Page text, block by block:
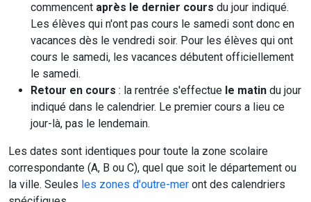
commencent après le dernier cours du jour indiqué.
Les élèves qui n'ont pas cours le samedi sont donc en
vacances dès le vendredi soir. Pour les élèves qui ont
cours le samedi, les vacances débutent officiellement
le samedi.
Retour en cours : la rentrée s'effectue le matin du jour
indiqué dans le calendrier. Le premier cours a lieu ce
jour-là, pas le lendemain.
Les dates sont identiques pour toute la zone scolaire
correspondante (A, B ou C), quel que soit le département ou
la ville. Seules les zones d'outre-mer ont des calendriers